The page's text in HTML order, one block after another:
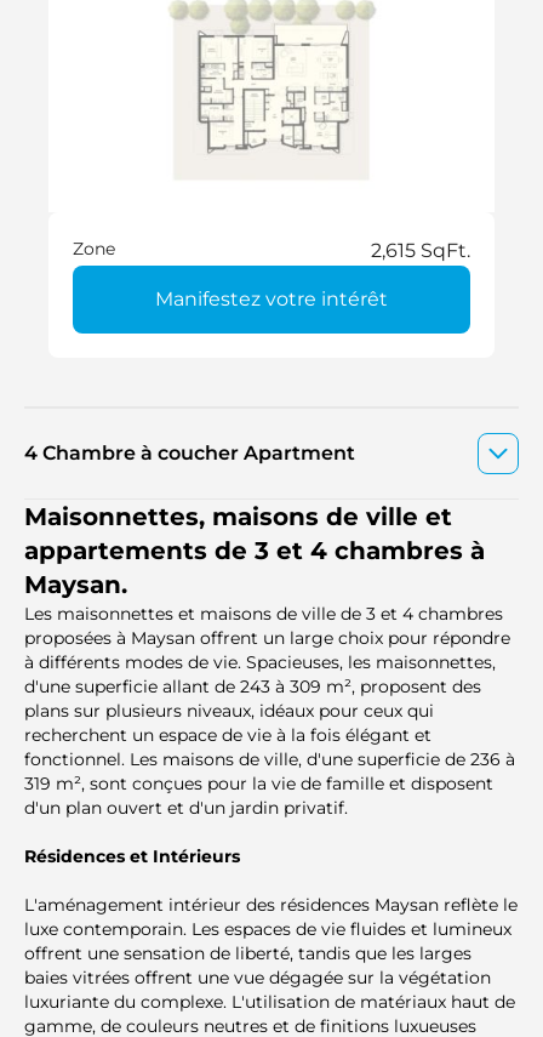
Zone 2,615 SqFt.
Manifestez votre intérêt
4 Chambre à coucher Apartment
Maisonnettes, maisons de ville et
appartements de 3 et 4 chambres à
Maysan.
Les maisonnettes et maisons de ville de 3 et 4 chambres
proposées à Maysan offrent un large choix pour répondre
à différents modes de vie. Spacieuses, les maisonnettes,
d'une superficie allant de 243 à 309 m², proposent des
plans sur plusieurs niveaux, idéaux pour ceux qui
recherchent un espace de vie à la fois élégant et
fonctionnel. Les maisons de ville, d'une superficie de 236 à
319 m², sont conçues pour la vie de famille et disposent
d'un plan ouvert et d'un jardin privatif.
Résidences et Intérieurs
L'aménagement intérieur des résidences Maysan reflète le
luxe contemporain. Les espaces de vie fluides et lumineux
offrent une sensation de liberté, tandis que les larges
baies vitrées offrent une vue dégagée sur la végétation
luxuriante du complexe. L'utilisation de matériaux haut de
gamme, de couleurs neutres et de finitions luxueuses